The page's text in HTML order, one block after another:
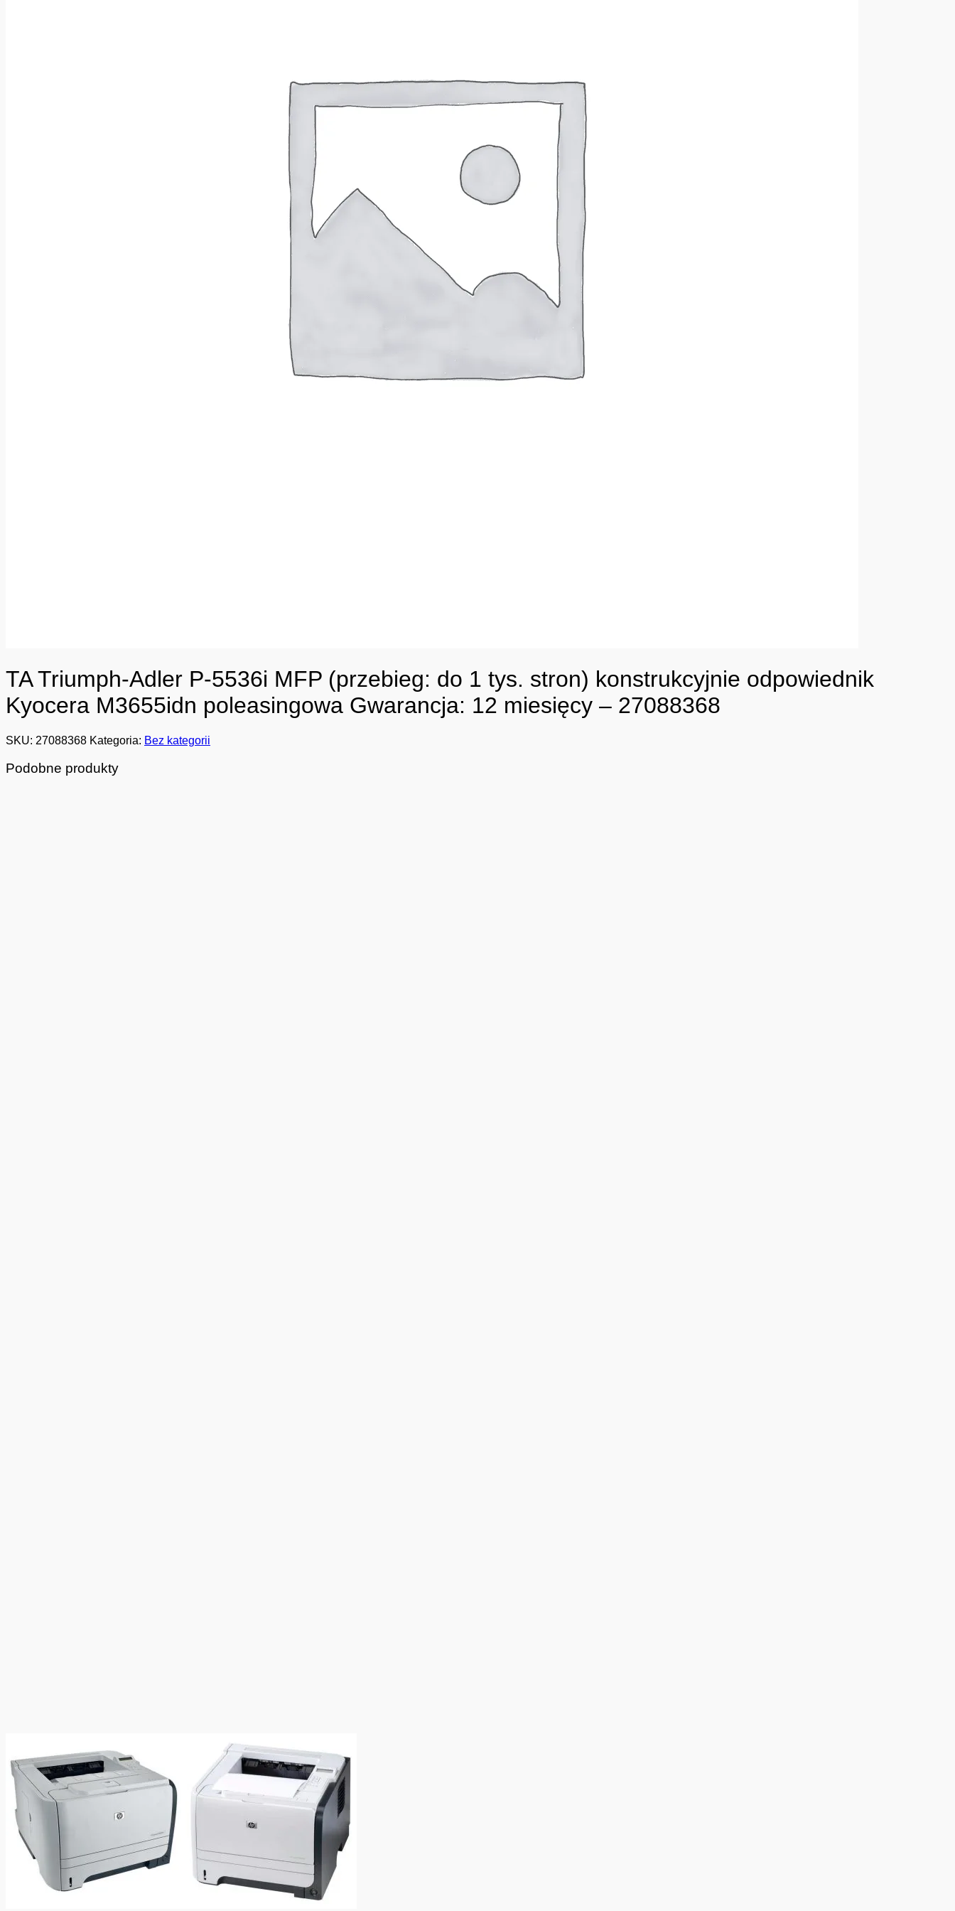
TA Triumph-Adler P-5536i MFP (przebieg: do 1 tys. stron) konstrukcyjnie odpowiednik
Kyocera M3655idn poleasingowa Gwarancja: 12 miesięcy – 27088368
SKU: 27088368 Kategoria: Bez kategorii
Podobne produkty